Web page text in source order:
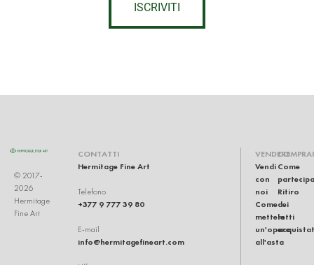
ISCRIVITI
© 2017-
2026
Hermitage
Fine Art
CONTATTI
Hermitage Fine Art
Telefono
+377 9 777 39 80
E-mail
info@hermitagefineart.com
VENDERE
Vendi
con
noi
Come
mettere
un'opera
all'asta
Come
Ritiro
dei
lotti